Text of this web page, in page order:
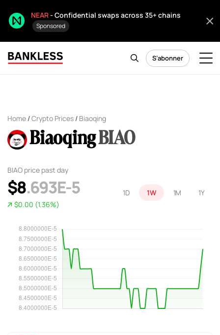
NEAR- Confidential swaps across 35+ chains
Sponsored
S’abonner
Home /Crypto Prices / Biaoqing
BiaoqingBIAO
1D 1W 1M 1Y
BIAO price past day
$8.693E-5
$0.00 (1.36%)